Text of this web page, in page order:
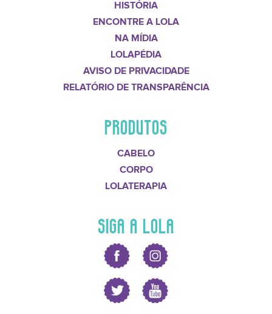
HISTÓRIA
ENCONTRE A LOLA
NA MÍDIA
LOLAPÉDIA
AVISO DE PRIVACIDADE
RELATÓRIO DE TRANSPARÊNCIA
PRODUTOS
CABELO
CORPO
LOLATERAPIA
SIGA A LOLA